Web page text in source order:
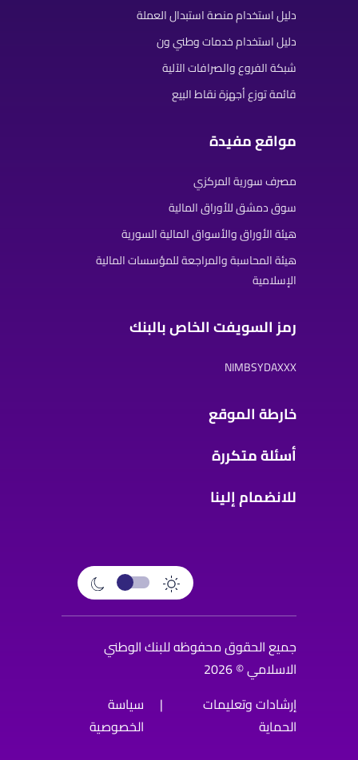
دليل استخدام منصة استبدال العملة
دليل استخدام خدمات وطني ون
شبكة الفروع والصرافات الآلية
قائمة توزع أجهزة نقاط البيع
مواقع مفيدة
مصرف سورية المركزي
سوق دمشق للأوراق المالية
هيئة الأوراق والأسواق المالية السورية
هيئة المحاسبة والمراجعة للمؤسسات المالية
الإسلامية
رمز السويفت الخاص بالبنك
NIMBSYDAXXX
خارطة الموقع
أسئلة متكررة
للانضمام إلينا
جميع الحقوق محفوظه للبنك الوطني
الاسلامي © 2026
إرشادات وتعليمات
الحماية
|
سياسة
الخصوصية